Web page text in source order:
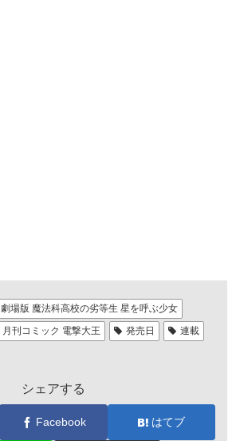
劇場版 魔法科高校の劣等生 星を呼ぶ少女
月刊コミック 電撃大王 発売日
連載
シェアする
Facebook はてブ